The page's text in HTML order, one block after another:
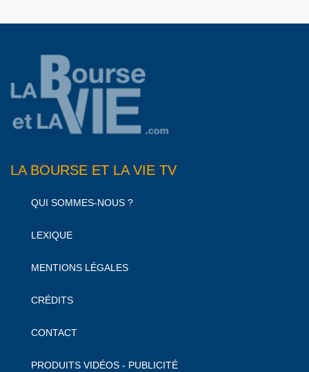
LA BOURSE ET LA VIE TV
QUI SOMMES-NOUS ?
LEXIQUE
MENTIONS LÉGALES
CRÉDITS
CONTACT
PRODUITS VIDÉOS - PUBLICITÉ